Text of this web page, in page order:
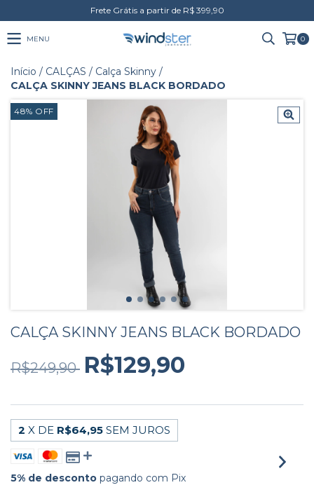
Frete Grátis a partir de R$ 399,90
MENU 0
Início / CALÇAS / Calça Skinny /
CALÇA SKINNY JEANS BLACK BORDADO
48% OFF
CALÇA SKINNY JEANS BLACK BORDADO
R$249,90 R$129,90
2 X DE R$64,95 SEM JUROS
5% de desconto pagando com Pix